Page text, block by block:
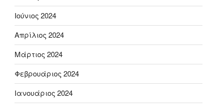
Ιούνιος 2024
Απρίλιος 2024
Μάρτιος 2024
Φεβρουάριος 2024
Ιανουάριος 2024